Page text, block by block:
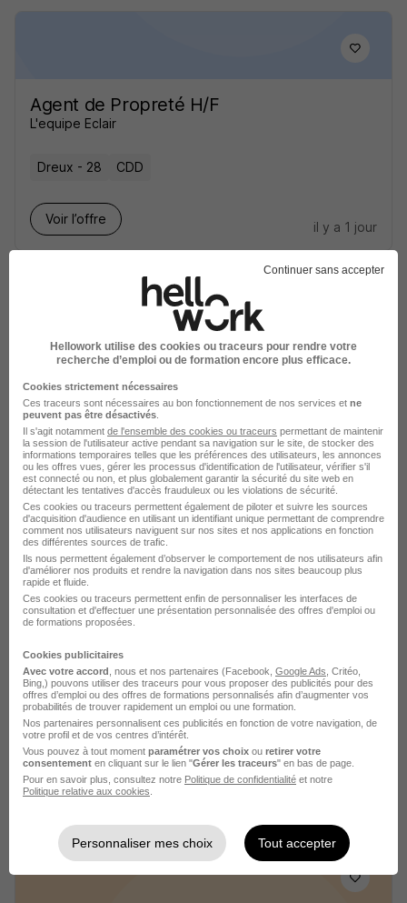
Agent de Propreté H/F
L'equipe Eclair
Dreux - 28 CDD
Voir l’offre
il y a 1 jour
Agent - Agente d'Entretien - Propreté
des Locaux H/F
France Menage Pro
Dreux - 28 CDD 12,52 € / heure 3 mois
Voir l’offre
il y a 1 jour
Technicien - Technicienne d'Entretien
et de Maintenance du Bâtime H/F
Duponcel Alexandra
Dreux - 28 CDI 35 000 - 39 000 € / an
Voir l’offre
Continuer sans accepter
Hellowork utilise des cookies ou traceurs pour rendre votre
recherche d’emploi ou de formation encore plus efficace.
Cookies strictement nécessaires
Ces traceurs sont nécessaires au bon fonctionnement de nos services et ne
peuvent pas être désactivés
Il s'agit notamment de l'ensemble des cookies ou traceurs permettant de maintenir
la session de l'utilisateur active pendant sa navigation sur le site, de stocker des
informations temporaires telles que les préférences des utilisateurs, les annonces
ou les offres vues, gérer les processus d'identification de l'utilisateur, vérifier s'il
est connecté ou non, et plus globalement garantir la sécurité du site web en
détectant les tentatives d'accès frauduleux ou les violations de sécurité.
Ces cookies ou traceurs permettent également de piloter et suivre les sources
d'acquisition d'audience en utilisant un identifiant unique permettant de comprendre
comment nos utilisateurs naviguent sur nos sites et nos applications en fonction
des différentes sources de trafic.
Ils nous permettent également d’observer le comportement de nos utilisateurs afin
d'améliorer nos produits et rendre la navigation dans nos sites beaucoup plus
rapide et fluide.
Ces cookies ou traceurs permettent enfin de personnaliser les interfaces de
consultation et d'effectuer une présentation personnalisée des offres d'emploi ou
de formations proposées.
Cookies publicitaires
Avec votre accord , nous et nos partenaires (Facebook, Google Ads , Critéo,
Bing,) pouvons utiliser des traceurs pour vous proposer des publicités pour des
offres d’emploi ou des offres de formations personnalisés afin d’augmenter vos
probabilités de trouver rapidement un emploi ou une formation.
Nos partenaires personnalisent ces publicités en fonction de votre navigation, de
votre profil et de vos centres d’intérêt.
Vous pouvez à tout moment paramétrer vos choix ou retirer votre
consentement en cliquant sur le lien "Gérer les traceurs" en bas de page.
Pour en savoir plus, consultez notre Politique de confidentialité et notre
Politique relative aux cookies
Personnaliser mes choix Tout accepter